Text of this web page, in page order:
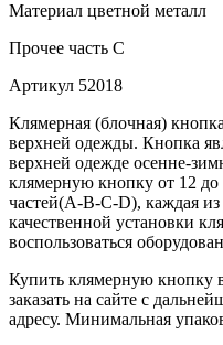
Материал цветной металл
Прочее часть С
Артикул 52018
Клямерная (блочная)
верхней одежды. Кнопка
верхней одежде осенне-
клямерную кнопку от 12
частей(А-В-С-D), каждая из
качественной установки
воспользоваться
Купить клямерную кнопку
заказать на сайте с
адресу. Минимальная